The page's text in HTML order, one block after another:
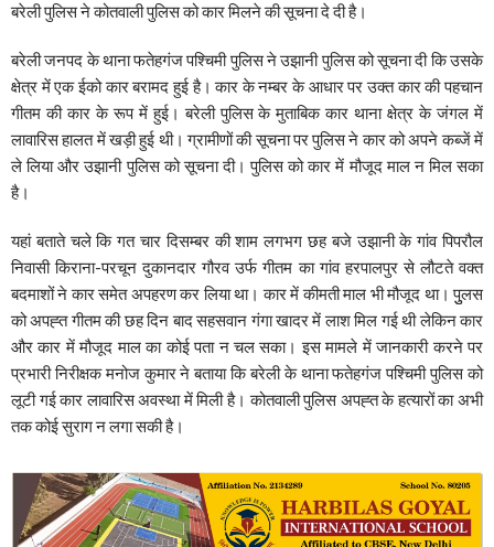
बरेली पुलिस ने कोतवाली पुलिस को कार मिलने की सूचना दे दी है।
बरेली जनपद के थाना फतेहगंज पश्चिमी पुलिस ने उझानी पुलिस को सूचना दी कि उसके
क्षेत्र में एक ईको कार बरामद हुई है। कार के नम्बर के आधार पर उक्त कार की पहचान
गीतम की कार के रूप में हुई। बरेली पुलिस के मुताबिक कार थाना क्षेत्र के जंगल में
लावारिस हालत में खड़ी हुई थी। ग्रामीणों की सूचना पर पुलिस ने कार को अपने कब्जें में
ले लिया और उझानी पुलिस को सूचना दी। पुलिस को कार में मौजूद माल न मिल सका
है।
यहां बताते चले कि गत चार दिसम्बर की शाम लगभग छह बजे उझानी के गांव पिपरौल
निवासी किराना-परचून दुकानदार गौरव उर्फ गीतम का गांव हरपालपुर से लौटते वक्त
बदमाशों ने कार समेत अपहरण कर लिया था। कार में कीमती माल भी मौजूद था। पुुलस
को अपह्त गीतम की छह दिन बाद सहसवान गंगा खादर में लाश मिल गई थी लेकिन कार
और कार में मौजूद माल का कोई पता न चल सका। इस मामले में जानकारी करने पर
प्रभारी निरीक्षक मनोज कुमार ने बताया कि बरेली के थाना फतेहगंज पश्चिमी पुलिस को
लूटी गई कार लावारिस अवस्था में मिली है। कोतवाली पुलिस अपह्त के हत्यारों का अभी
तक कोई सुराग न लगा सकी है।